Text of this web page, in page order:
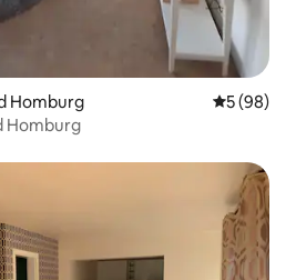
Homburg Vlerësimi
5 (98)
Homburg